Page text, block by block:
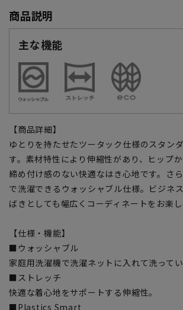
商品説明
主な機能
【商品詳細】
ゆとりを持たせたツータック仕様のスタン
す。素材特性により伸縮性があり、ヒップ
締め付け感のない快適なはき心地です。さ
で洗濯できるウォッシャブル仕様。ビジネ
ばきとしても幅広くコーディネートをお楽し
【仕様・機能】
■ウォッシャブル
家庭用洗濯機で洗濯ネットに入れて洗ってい
■ストレッチ
快適な着心地をサポートする伸縮性。
■Plastics Smart